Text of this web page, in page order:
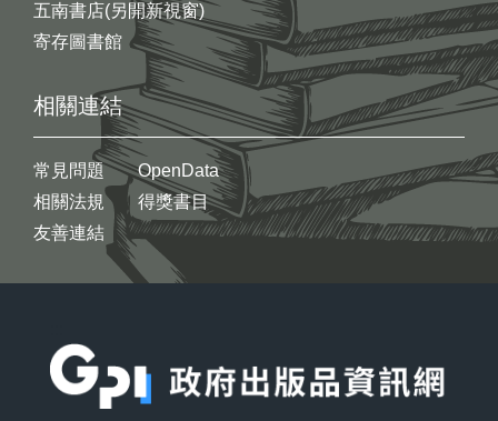
五南書店(另開新視窗)
寄存圖書館
相關連結
常見問題
相關法規
友善連結
OpenData
得獎書目